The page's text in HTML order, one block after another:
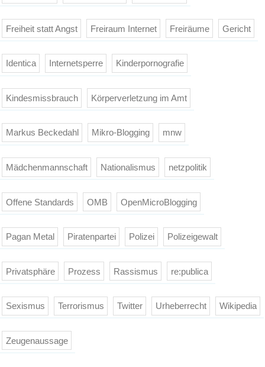
Freiheit statt Angst Freiraum Internet Freiräume Gericht
Identica Internetsperre Kinderpornografie
Kindesmissbrauch Körperverletzung im Amt
Markus Beckedahl Mikro-Blogging mnw
Mädchenmannschaft Nationalismus netzpolitik
Offene Standards OMB OpenMicroBlogging
Pagan Metal Piratenpartei Polizei Polizeigewalt
Privatsphäre Prozess Rassismus re:publica
Sexismus Terrorismus Twitter Urheberrecht Wikipedia
Zeugenaussage